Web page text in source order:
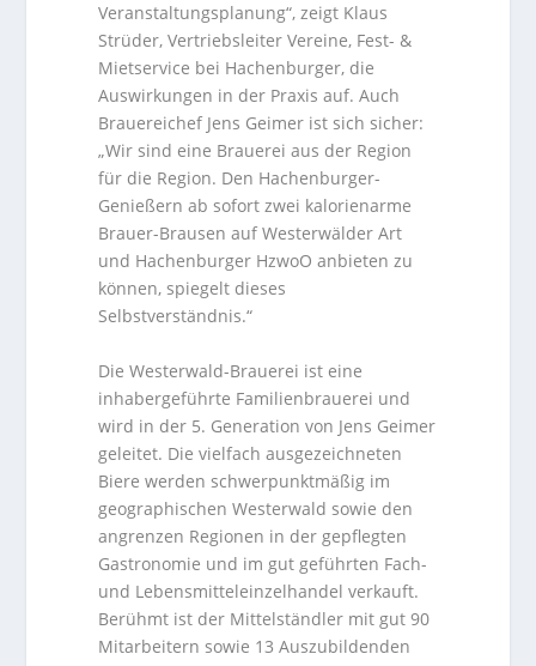
Veranstaltungsplanung“, zeigt Klaus
Strüder, Vertriebsleiter Vereine, Fest- &
Mietservice bei Hachenburger, die
Auswirkungen in der Praxis auf. Auch
Brauereichef Jens Geimer ist sich sicher:
„Wir sind eine Brauerei aus der Region
für die Region. Den Hachenburger-
Genießern ab sofort zwei kalorienarme
Brauer-Brausen auf Westerwälder Art
und Hachenburger HzwoO anbieten zu
können, spiegelt dieses
Selbstverständnis.“
Die Westerwald-Brauerei ist eine
inhabergeführte Familienbrauerei und
wird in der 5. Generation von Jens Geimer
geleitet. Die vielfach ausgezeichneten
Biere werden schwerpunktmäßig im
geographischen Westerwald sowie den
angrenzen Regionen in der gepflegten
Gastronomie und im gut geführten Fach-
und Lebensmitteleinzelhandel verkauft.
Berühmt ist der Mittelständler mit gut 90
Mitarbeitern sowie 13 Auszubildenden